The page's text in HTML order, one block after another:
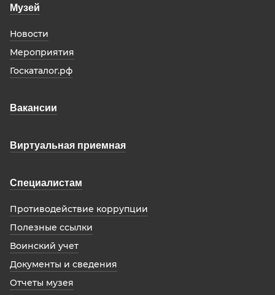
Музей
Новости
Мероприятия
Госкаталог.рф
Вакансии
Виртуальная приемная
Специалистам
Противодействие коррупции
Полезные ссылки
Воинский учет
Документы и сведения
Отчеты музея